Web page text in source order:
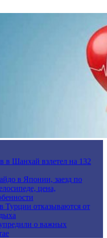
в Шанхай взлетел на 132
в Японии, заезд по
цена,
Турции отказываются от
о важных